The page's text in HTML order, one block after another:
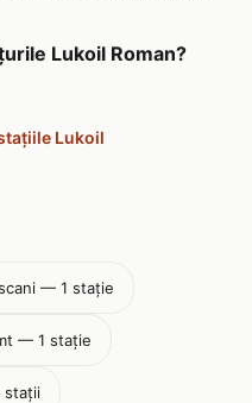
Lukoil Roman?
Lukoil
— 1 stație
— 1 stație
stații